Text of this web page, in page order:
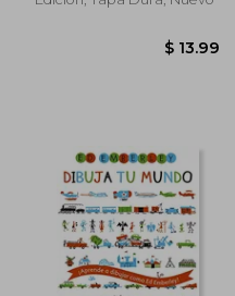
$ 13.99